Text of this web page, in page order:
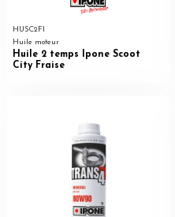
HUSC2FI
Huile moteur
Huile 2 temps Ipone Scoot
City Fraise